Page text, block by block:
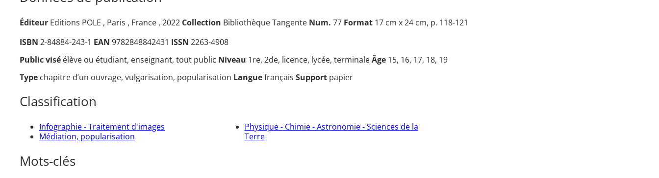
Éditeur Editions POLE , Paris , France , 2022 Collection Bibliothèque Tangente Num. 77 Format 17 cm x 24 cm, p. 118-121
ISBN 2-84884-243-1 EAN 9782848842431 ISSN 2263-4908
Public visé élève ou étudiant, enseignant, tout public Niveau 1re, 2de, licence, lycée, terminaleÂge 15, 16, 17, 18, 19
Type chapitre d’un ouvrage, vulgarisation, popularisation Languefrançais Support papier
Classification
Infographie - Traitement d'images
Médiation, popularisation
Physique - Chimie - Astronomie - Sciences de la
Terre
Mots-clés